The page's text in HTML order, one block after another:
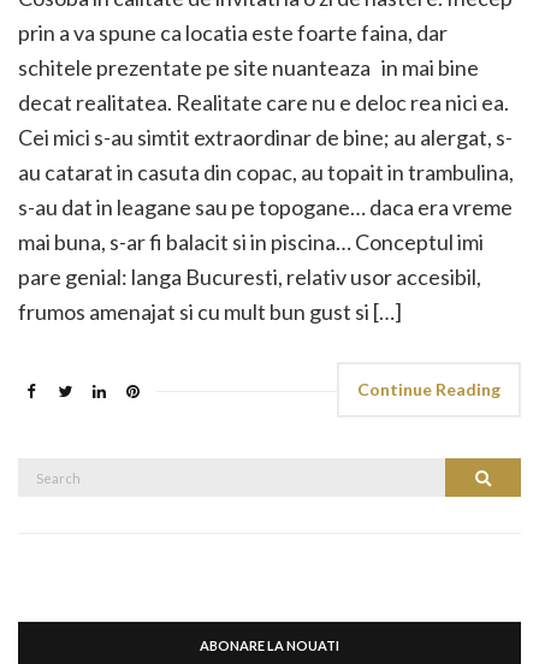
prin a va spune ca locatia este foarte faina, dar
schitele prezentate pe site nuanteaza in mai bine
decat realitatea. Realitate care nu e deloc rea nici ea.
Cei mici s-au simtit extraordinar de bine; au alergat, s-
au catarat in casuta din copac, au topait in trambulina,
s-au dat in leagane sau pe topogane… daca era vreme
mai buna, s-ar fi balacit si in piscina… Conceptul imi
pare genial: langa Bucuresti, relativ usor accesibil,
frumos amenajat si cu mult bun gust si […]
Continue Reading
Search
ABONARE LA NOUATI